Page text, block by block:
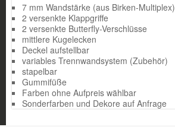
7 mm Wandstärke (aus Birken-Multiplex)
2 versenkte Klappgriffe
2 versenkte Butterfly-Verschlüsse
mittlere Kugelecken
Deckel aufstellbar
variables Trennwandsystem (Zubehör)
stapelbar
Gummifüße
Farben ohne Aufpreis wählbar
Sonderfarben und Dekore auf Anfrage